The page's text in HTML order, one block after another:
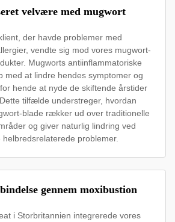
velvære med mugwort
der havde problemer med
vendte sig mod vores mugwort-
Mugworts antiinflammatoriske
med at lindre hendes symptomer og
hende at nyde de skiftende årstider
tilfælde understreger, hvordan
blade rækker ud over traditionelle
og giver naturlig lindring ved
helbredsrelaterede problemer.
gennem moxibustion
i Storbritannien integrerede vores